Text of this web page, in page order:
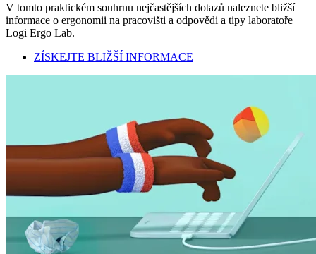
V tomto praktickém souhrnu nejčastějších dotazů naleznete bližší
informace o ergonomii na pracovišti a odpovědi a tipy laboratoře
Logi Ergo Lab.
ZÍSKEJTE BLIŽŠÍ INFORMACE